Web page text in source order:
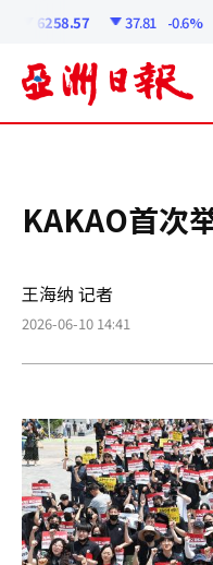
6258.57 37.81 -0.6%
KAKAO首次
王海纳 记者
2026-06-10 14:41